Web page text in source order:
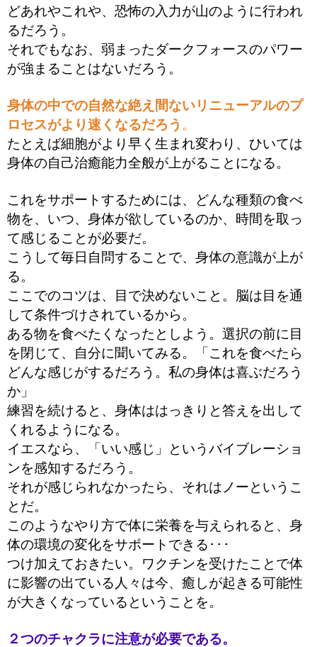
どあれやこれや、恐怖の入力が山のように行われ
るだろう。
それでもなお、弱まったダークフォースのパワー
が強まることはないだろう。
身体の中での自然な絶え間ないリニューアルのプ
ロセスがより速くなるだろう 。
たとえば細胞がより早く生まれ変わり、ひいては
身体の自己治癒能力全般が上がることになる。
これをサポートするためには、どんな種類の食べ
物を、いつ、身体が欲しているのか、時間を取っ
て感じることが必要だ。
こうして毎日自問することで、身体の意識が上が
る。
ここでのコツは、目で決めないこと。脳は目を通
して条件づけされているから。
ある物を食べたくなったとしよう。選択の前に目
を閉じて、自分に聞いてみる。「これを食べたら
どんな感じがするだろう。私の身体は喜ぶだろう
か」
練習を続けると、身体ははっきりと答えを出して
くれるようになる。
イエスなら、「いい感じ」というバイブレーショ
ンを感知するだろう。
それが感じられなかったら、それはノーというこ
とだ。
このようなやり方で体に栄養を与えられると、身
体の環境の変化をサポートできる･･･
つけ加えておきたい。ワクチンを受けたことで体
に影響の出ている人々は今、癒しが起きる可能性
が大きくなっているということを。
２つのチャクラに注意が必要である。